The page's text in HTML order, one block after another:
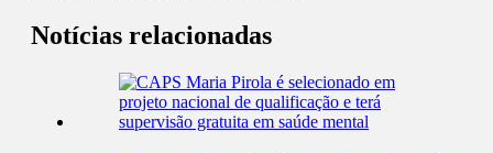
Notícias relacionadas